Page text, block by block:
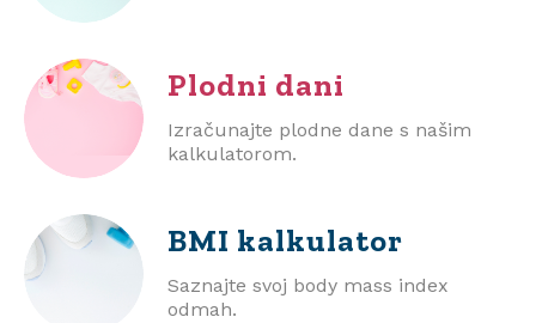
Plodni dani
Izračunajte plodne dane s našim
kalkulatorom.
BMI kalkulator
Saznajte svoj body mass index
odmah.